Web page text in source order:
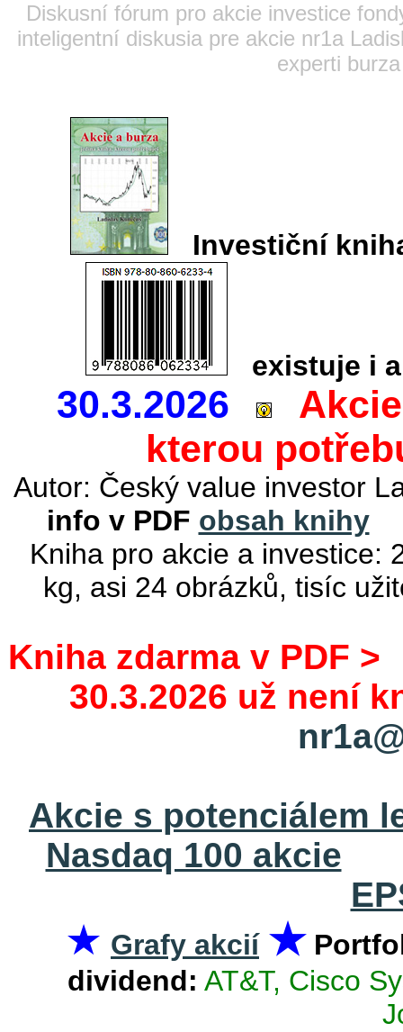
Diskusní fórum pro akcie investice
inteligentní diskusia pre akcie nr1a
experti
Investiční
existuje i
30.3.2026
kterou
Autor: Český value investor
info v PDF obsah knihy
Kniha pro akcie a investice:
kg, asi 24 obrázků, tisíc
Kniha zdarma v PDF
30.3.2026 už není
Akcie s potenciálem
Nasdaq 100 akcie
★ Grafy akcií ★
dividend: AT&T, Cisco